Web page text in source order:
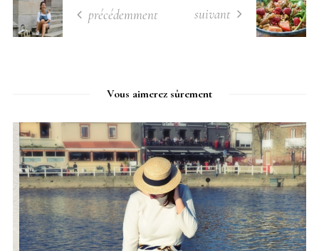
précédemment suivant
Vous aimerez sûrement